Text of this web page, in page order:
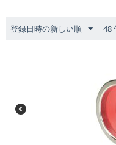
登録日時の新しい順 48